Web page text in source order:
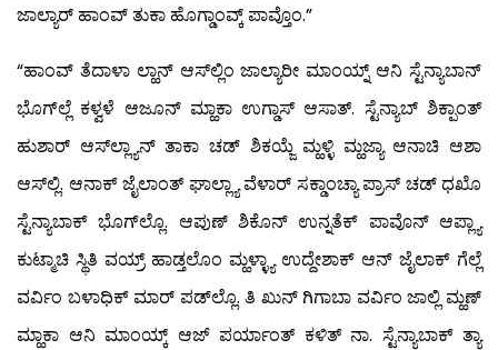
ಜಾಲ್ಯಾರ್ ಹಾಂವ್ ತುಕಾ ಹೊಗ್ಡಾಂವ್ಕ್ ಪಾವ್ತೊಂ.”
“ಹಾಂವ್ ತೆದಾಳಾ ಲ್ಹಾನ್ ಆಸ್‍ಲ್ಲಿಂ ಜಾಲ್ಯಾರೀ ಮಾಂಯ್ನ್ ಆನಿ ಸ್ಟೆನ್ಯಾಬಾನ್
ಭೊಗ್‍ಲ್ಲೆ ಕಳ್ವಳೆ ಆಜೂನ್ ಮ್ಹಾಕಾ ಉಗ್ಡಾಸ್ ಆಸಾತ್. ಸ್ಟೆನ್ಯಾಬ್ ಶಿಕ್ಪಾಂತ್
ಹುಶಾರ್ ಆಸ್‍ಲ್ಲ್ಯಾನ್ ತಾಕಾ ಚಡ್ ಶಿಕಯ್ಜೆ ಮ್ಹಳ್ಳಿ ಮ್ಹಜ್ಯಾ ಆನಾಚಿ ಆಶಾ
ಆಸ್‍ಲ್ಲಿ. ಆನಾಕ್ ಜೈಲಾಂತ್ ಘಾಲ್ಲ್ಯಾ ವೆಳಾರ್ ಸಕ್ಡಾಂಚ್ಯಾ ಪ್ರಾಸ್ ಚಡ್ ಧಖೊ
ಸ್ಟೆನ್ಯಾಬಾಕ್ ಭೊಗ್‍ಲ್ಲೊ. ಆಪುಣ್ ಶಿಕೊನ್ ಉನ್ನತೆಕ್ ಪಾವೊನ್ ಆಪ್ಲ್ಯಾ
ಕುಟ್ಮಾಚಿ ಸ್ಥಿತಿ ವಯ್ರ್ ಹಾಡ್ತಲೊಂ ಮ್ಹಳ್ಳ್ಯಾ ಉದ್ದೇಶಾಕ್ ಆನ್ ಜೈಲಾಕ್ ಗೆಲ್ಲೆ
ವರ್ವಿಂ ಬಳಾಧಿಕ್ ಮಾರ್ ಪಡ್‍ಲ್ಲೊ. ತಿ ಖುನ್ ಗಿಗಾಬಾ ವರ್ವಿಂ ಜಾಲ್ಲಿ ಮ್ಹಣ್
ಮ್ಹಾಕಾ ಆನಿ ಮಾಂಯ್ಕ್ ಆಜ್ ಪರ್ಯಾಂತ್ ಕಳಿತ್ ನಾ. ಸ್ಟೆನ್ಯಾಬಾಕ್ ತ್ಯಾ